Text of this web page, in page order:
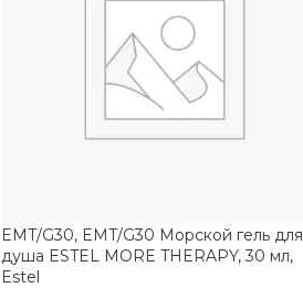
EMT/G30, EMT/G30 Морской гель для
душа ESTEL MORE THERAPY, 30 мл,
Estel